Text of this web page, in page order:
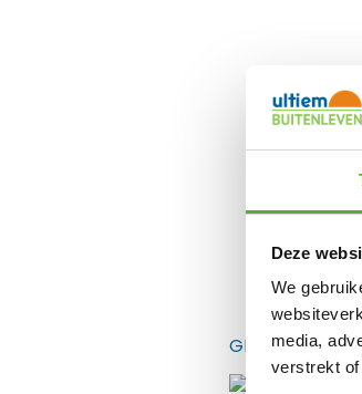
Deze
We
media,
verstrekt